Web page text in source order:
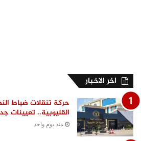
اخر الاخبار
حركة تنقلات ضباط
القليوبية.. تعيينات
منذ يوم واحد